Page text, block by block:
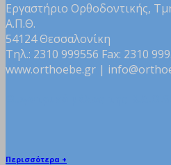
Εργαστήριο Ορθοδοντικής,
Α.Π.Θ.
54124 Θεσσαλονίκη
Τηλ.: 2310 999556 Fax: 2310
www.orthoebe.gr |
Περισσότερα +